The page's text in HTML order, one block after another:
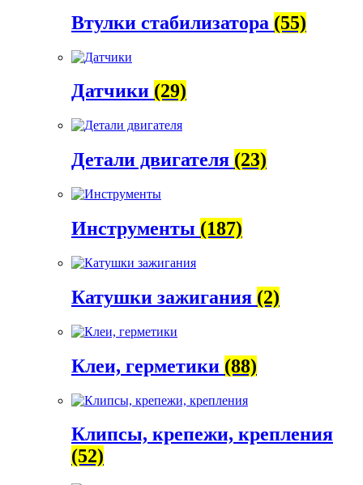
Втулки стабилизатора (55)
Датчики (29)
Детали двигателя (23)
Инструменты (187)
Катушки зажигания (2)
Клеи, герметики (88)
Клипсы, крепежи, крепления
(52)